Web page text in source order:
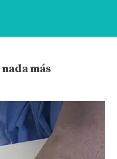
más